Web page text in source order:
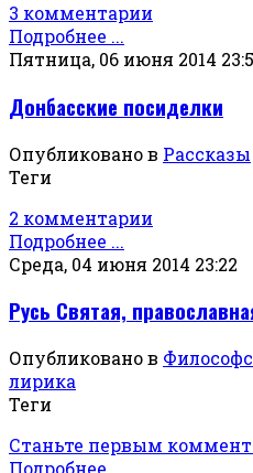
3 комментарии
Подробнее ...
Пятница, 06 июня 2014
Донбасские посиделки
Опубликовано в Рассказы
Теги
2 комментарии
Подробнее ...
Среда, 04 июня 2014 23:22
Русь Святая,
Опубликовано в
лирика
Теги
Станьте первым
Подробнее ...